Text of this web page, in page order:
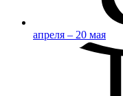
апреля – 20 мая